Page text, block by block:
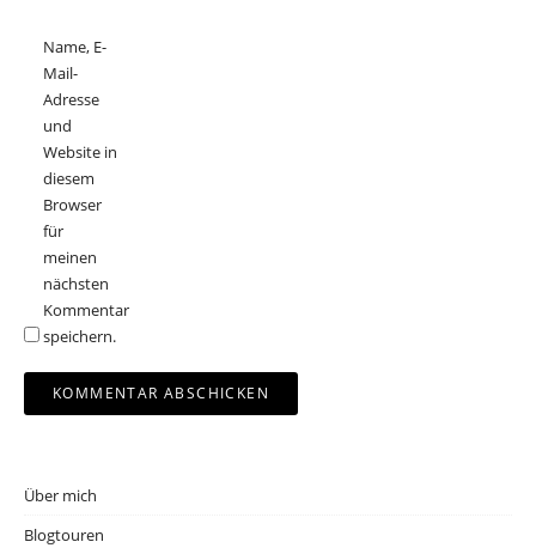
Name, E-
Mail-
Adresse
und
Website in
diesem
Browser
für
meinen
nächsten
Kommentar
speichern.
Über mich
Blogtouren